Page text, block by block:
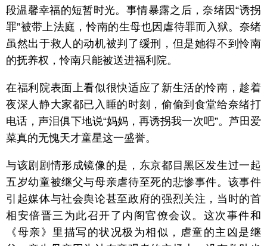
段温馨幸福的短暂时光。事情暴露之后，奈绪因“诱拐
罪”被带上法庭，怜南的生母也因虐待罪而入狱。奈绪
虽然出于救人的动机被判了缓刑，但是她得不到怜南
的抚养权，怜南只能被送进福利院。
在福利院表面上看似很快适应了新生活的怜南，趁着
夜深人静大家都已入睡的时刻，偷偷到食堂给奈绪打
电话，声泪俱下地说“妈妈，再诱拐我一次吧”。芦田爱
菜真的无愧天才童星这一盛誉。
与该剧剧情形成镜像的是，东京都目黑区发生过一起
五岁幼童被继父与母亲虐待至死的悲惨事件。该事件
引起媒体与社会舆论甚至政府的强烈关注，当时的首
相安倍晋三为此召开了内阁官僚会议。这次事件和
《母亲》里描写的状况极为相似，虐童的主凶是继